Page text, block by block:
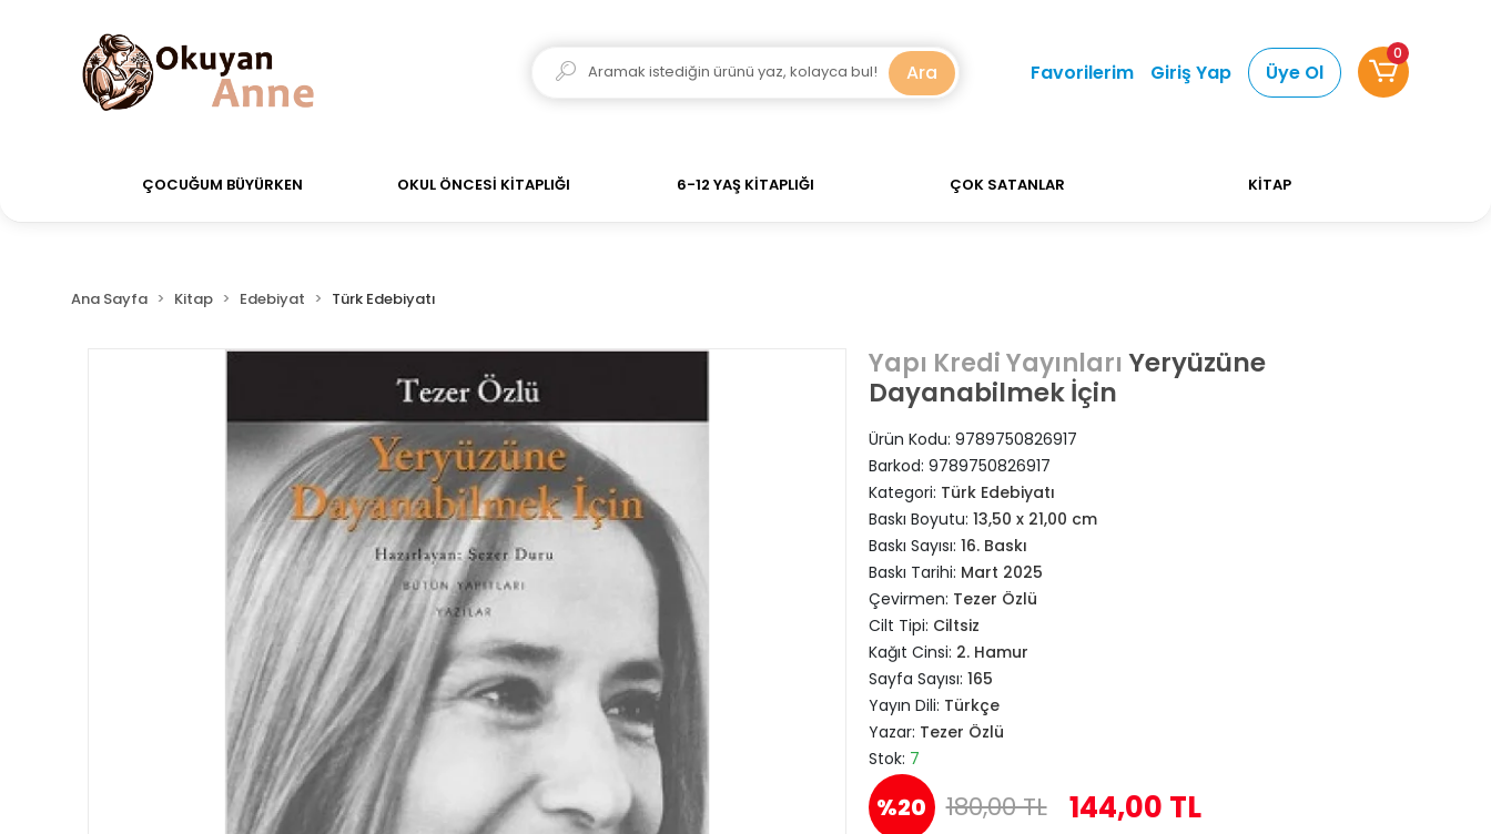
siparişler Aynı Gün Kargo! Saat 11:00'a kadar verdiğiniz siparişler Aynı Gün Kargo! 700 TL Üzeri Alışverişlerinizde Kargo Ücretsiz! Bizi tercih
Ara Favorilerim Giriş Yap Üye Ol
0
ÇOCUĞUM BÜYÜRKEN OKUL ÖNCESİ KİTAPLIĞI 6-12 YAŞ KİTAPLIĞI ÇOK SATANLAR KİTAP
Ana Sayfa Kitap Edebiyat Türk Edebiyatı
Yapı Kredi Yayınları Yeryüzüne
Dayanabilmek İçin
Ürün Kodu: 9789750826917
Barkod: 9789750826917
Kategori: Türk Edebiyatı
Baskı Boyutu: 13,50 x 21,00 cm
Baskı Sayısı: 16. Baskı
Baskı Tarihi: Mart 2025
Çevirmen: Tezer Özlü
Cilt Tipi: Ciltsiz
Kağıt Cinsi: 2. Hamur
Sayfa Sayısı: 165
Yayın Dili: Türkçe
Yazar: Tezer Özlü
Stok: 7
%20 180,00 TL 144,00 TL